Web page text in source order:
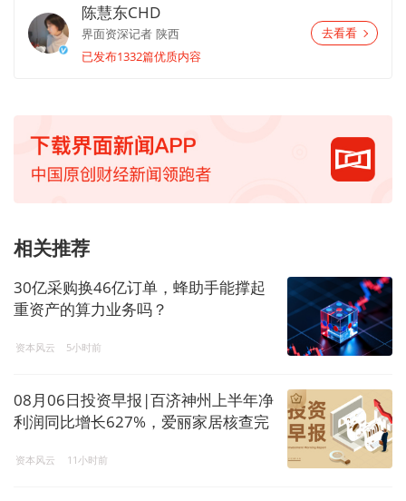
陈慧东CHD
界面资深记者 陕西
已发布1332篇优质内容
去看看
相关推荐
30亿采购换46亿订单，蜂助手能撑起
重资产的算力业务吗？
资本风云 5小时前
08月06日投资早报|百济神州上半年净
利润同比增长627%，爱丽家居核查完
资本风云 11小时前